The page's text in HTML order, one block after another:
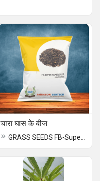
चारा घास के बीज